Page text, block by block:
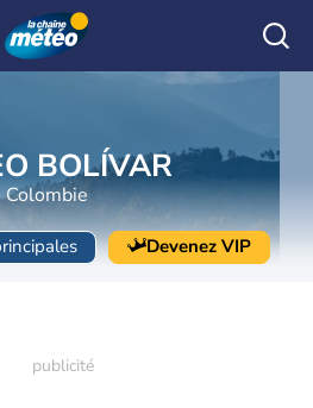
BOLÍVAR
Colombie
Devenez VIP